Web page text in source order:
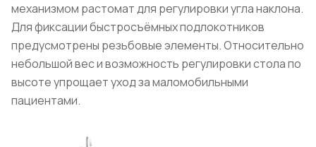
механизмом растомат для регулировки угла наклона.
Для фиксации быстросъёмных подлокотников
предусмотрены резьбовые элементы. Относительно
небольшой вес и возможность регулировки стола по
высоте упрощает уход за маломобильными
пациентами.